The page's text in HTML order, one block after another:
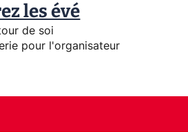
les évé
de soi
pour l'organisateur